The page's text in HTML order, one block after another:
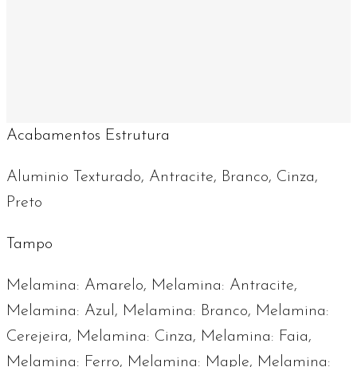
Acabamentos Estrutura
Aluminio Texturado, Antracite, Branco, Cinza,
Preto
Tampo
Melamina: Amarelo, Melamina: Antracite,
Melamina: Azul, Melamina: Branco, Melamina:
Cerejeira, Melamina: Cinza, Melamina: Faia,
Melamina: Ferro, Melamina: Maple, Melamina: